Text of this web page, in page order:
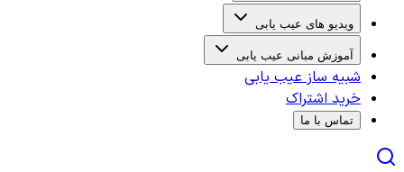
ویدیو های عیب یابی
آموزش مبانی عیب یابی
شبیه ساز عیب یابی
خرید اشتراک
تماس با ما